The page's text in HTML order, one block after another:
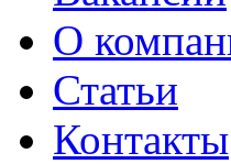
О
Статьи
Контакты